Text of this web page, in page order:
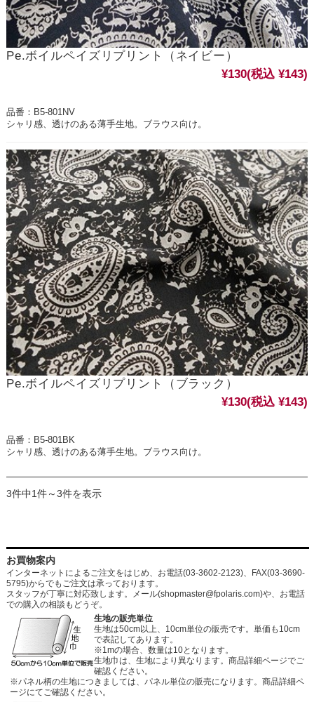
Pe.ボイルペイズリプリント（ネイビー）
¥130(税込 ¥143)
品番：B5-801NV
シャリ感、透けのある薄手生地。ブラウス向け。
Pe.ボイルペイズリプリント（ブラック）
¥130(税込 ¥143)
品番：B5-801BK
シャリ感、透けのある薄手生地。ブラウス向け。
3件中1件～3件を表示
お買物案内
インターネットによるご注文をはじめ、お電話(03-3602-2123)、FAX(03-3690-
5795)からでもご注文は承っております。
スタッフが丁寧に対応致します。メール(shopmaster@fpolaris.com)や、お電話
での購入の相談もどうぞ。
生地の販売単位
生地は50cm以上、10cm単位の販売です。単価も10cm
で表記してあります。
※1mの場合、数量は10となります。
生地巾は、生地により異なります。商品詳細ページでご
確認ください。
※パネル柄の生地につきましては、パネル単位の販売になります。商品詳細ペ
ージにてご確認ください。